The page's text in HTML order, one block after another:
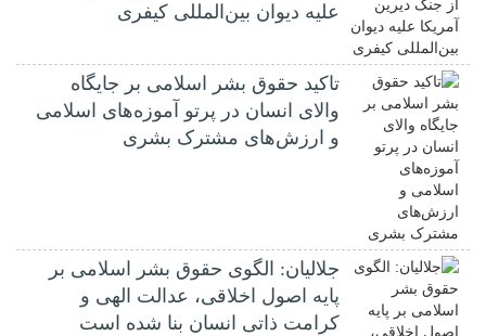
علیه دیوان بین‌المللی کیفری
تاکید حقوق بشر اسلامی بر جایگاه
والای انسان در پرتو آموزه‌های اسلامی
و ارزش‌های مشترک بشری
جلالیان: الگوی حقوق بشر اسلامی بر
پایه اصول اخلاقی، عدالت الهی و
کرامت ذاتی انسان بنا شده است